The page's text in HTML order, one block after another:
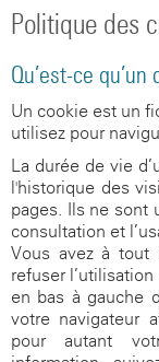
Politique des
Qu’est-ce
Un cookie est un
utilisez pour
La durée de vie
l'historique des
pages. Ils ne sont
consultation et
Vous avez à tout
refuser
en bas à gauche
votre navigateur
pour autant